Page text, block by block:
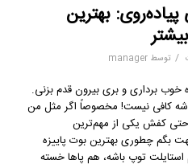
1404 برای پیاده‌روی: بهترین
/ توسط manager
خوب برداری و بری بیرون قدم بزنی.
کافی نیست! مخصوصاً اگر مثل من
کفش یکی از مهم‌ترین
بگم چطوری بهترین بوت پاییزه
استایلت توپ باشه، هم پاها خسته